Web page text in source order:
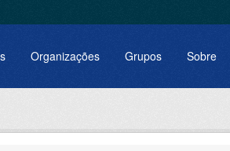
Organizações Grupos Sobre